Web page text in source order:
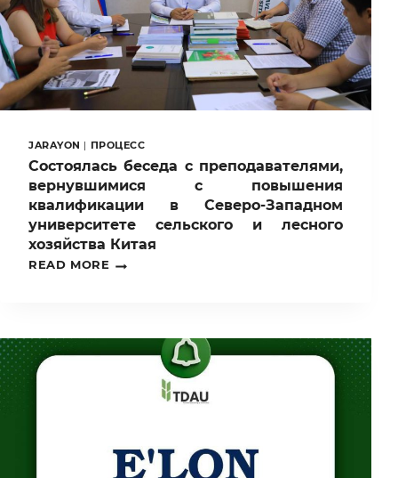
JARAYON | ПРОЦЕСС
Состоялась беседа с преподавателями,
вернувшимися с повышения
квалификации в Северо-Западном
университете сельского и лесного
хозяйства Китая
READ MORE
СОСТОЯЛАСЬ
С
ПОВЫШЕНИЯ
КВАЛИФИКАЦИИ